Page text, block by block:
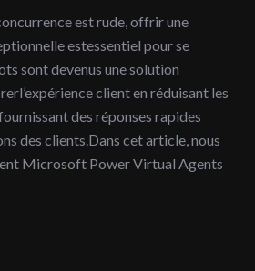
est rude, offrir une
estessentiel pour se
sont devenus une solution
client en réduisant les
des réponses rapides
des clients.Dans cet article, nous
Microsoft Power Virtual Agents